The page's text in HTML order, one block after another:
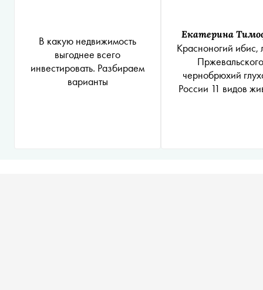
В какую недвижимость
выгоднее всего
инвестировать. Разбираем
варианты
Екатерина
Красноногий ибис,
чернобрюхий
России 11 видов